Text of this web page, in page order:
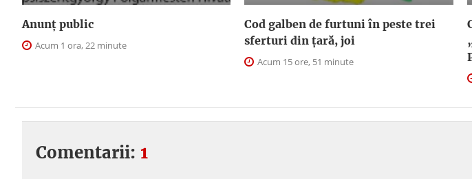
Anunţ public
Acum 1 ora, 22 minute
Cod galben de furtuni în peste trei
sferturi din țară, joi
Acum 15 ore, 51 minute
Comentarii: 1